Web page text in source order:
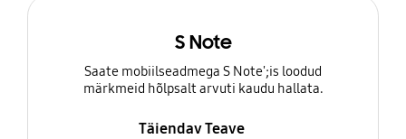
S Note
Saate mobiilseadmega S Note';is loodud
märkmeid hõlpsalt arvuti kaudu hallata.
Täiendav Teave